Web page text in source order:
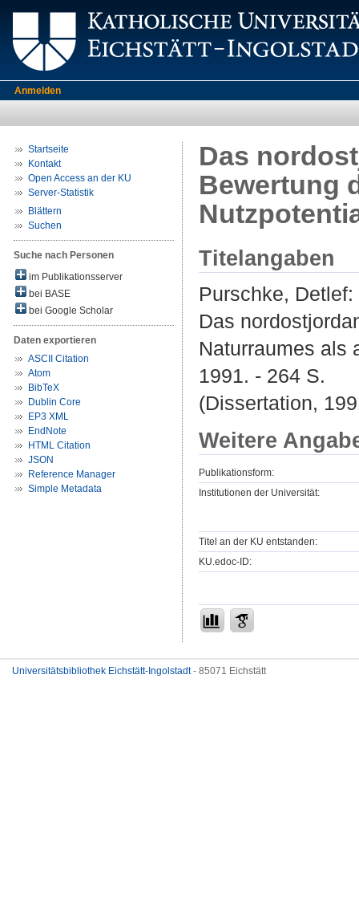
Anmelden
Startseite
Kontakt
Open Access an der KU
Server-Statistik
Blättern
Suchen
Suche nach Personen
im Publikationsserver
bei BASE
bei Google Scholar
Daten exportieren
ASCII Citation
Atom
BibTeX
Dublin Core
EP3 XML
EndNote
HTML Citation
JSON
Reference Manager
Simple Metadata
Das
Bewertung
Titelangaben
Purschke, Detlef:
Das
Naturraumes als
1991. - 264 S.
(Dissertation,
Weitere
Publikationsform:
Institutionen der Universität:
Titel an der KU entstanden:
KU.edoc-ID:
Universitätsbibliothek Eichstätt-Ingolstadt- 85071 Eichstätt